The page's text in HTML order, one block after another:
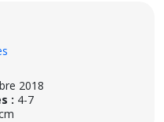
2018
: 4-7